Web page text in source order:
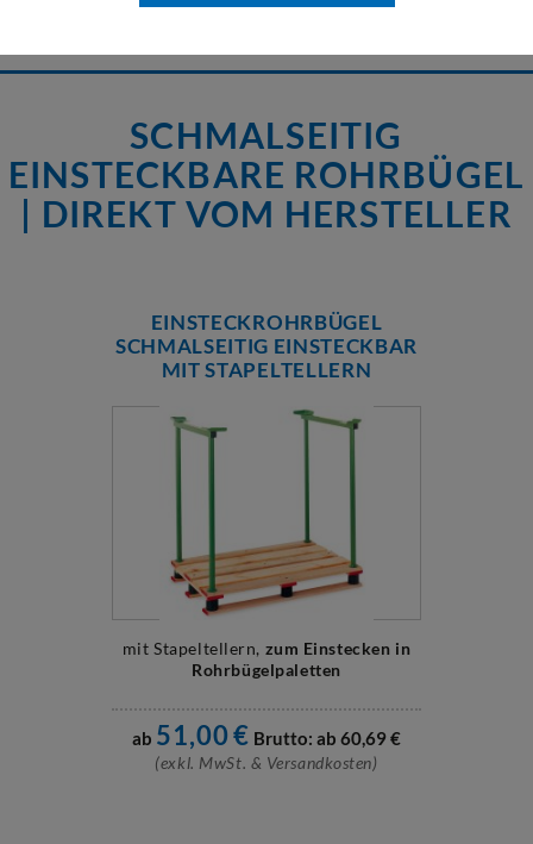
für maximale Stapelsicherheit und Warenschutz – flexibel an Ihre
SCHMALSEITIG
EINSTECKBARE ROHRBÜGEL
| DIREKT VOM HERSTELLER
EINSTECKROHRBÜGEL
SCHMALSEITIG EINSTECKBAR
MIT STAPELTELLERN
mit Stapeltellern, zum Einstecken in
Rohrbügelpaletten
ab 51,00€ Brutto: ab 60,69€
(exkl. MwSt. & Versandkosten)